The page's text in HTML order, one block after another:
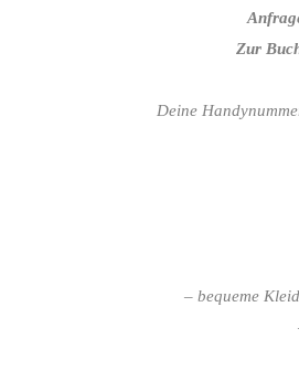
Zur
Deine
– bequeme